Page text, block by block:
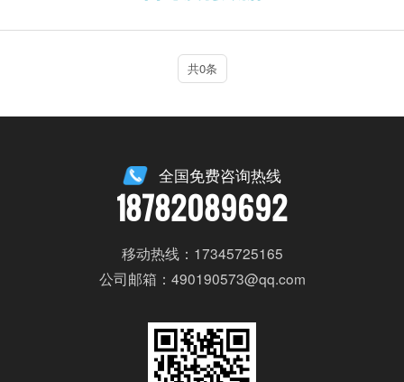
共0条
全国免费咨询热线
18782089692
移动热线：17345725165
公司邮箱：490190573@qq.com